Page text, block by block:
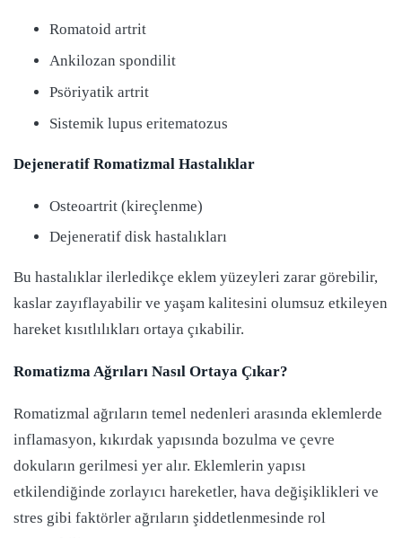
Romatoid artrit
Ankilozan spondilit
Psöriyatik artrit
Sistemik lupus eritematozus
Dejeneratif Romatizmal Hastalıklar
Osteoartrit (kireçlenme)
Dejeneratif disk hastalıkları
Bu hastalıklar ilerledikçe eklem yüzeyleri zarar görebilir,
kaslar zayıflayabilir ve yaşam kalitesini olumsuz etkileyen
hareket kısıtlılıkları ortaya çıkabilir.
Romatizma Ağrıları Nasıl Ortaya Çıkar?
Romatizmal ağrıların temel nedenleri arasında eklemlerde
inflamasyon, kıkırdak yapısında bozulma ve çevre
dokuların gerilmesi yer alır. Eklemlerin yapısı
etkilendiğinde zorlayıcı hareketler, hava değişiklikleri ve
stres gibi faktörler ağrıların şiddetlenmesinde rol